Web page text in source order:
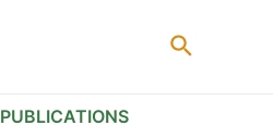
PUBLICATIONS